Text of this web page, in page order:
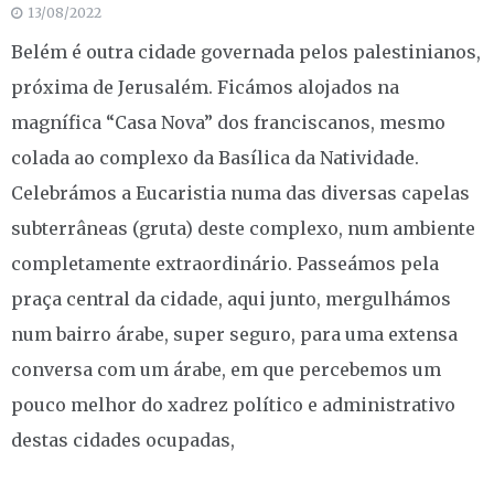
13/08/2022
Belém é outra cidade governada pelos palestinianos,
próxima de Jerusalém. Ficámos alojados na
magnífica “Casa Nova” dos franciscanos, mesmo
colada ao complexo da Basílica da Natividade.
Celebrámos a Eucaristia numa das diversas capelas
subterrâneas (gruta) deste complexo, num ambiente
completamente extraordinário. Passeámos pela
praça central da cidade, aqui junto, mergulhámos
num bairro árabe, super seguro, para uma extensa
conversa com um árabe, em que percebemos um
pouco melhor do xadrez político e administrativo
destas cidades ocupadas,